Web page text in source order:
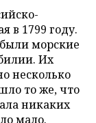
в 1799 году.
морские
Их
несколько
то же, что
никаких
мало.